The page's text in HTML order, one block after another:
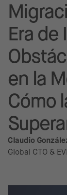
Era de
en la
Cómo
Claudio
Global CTO &